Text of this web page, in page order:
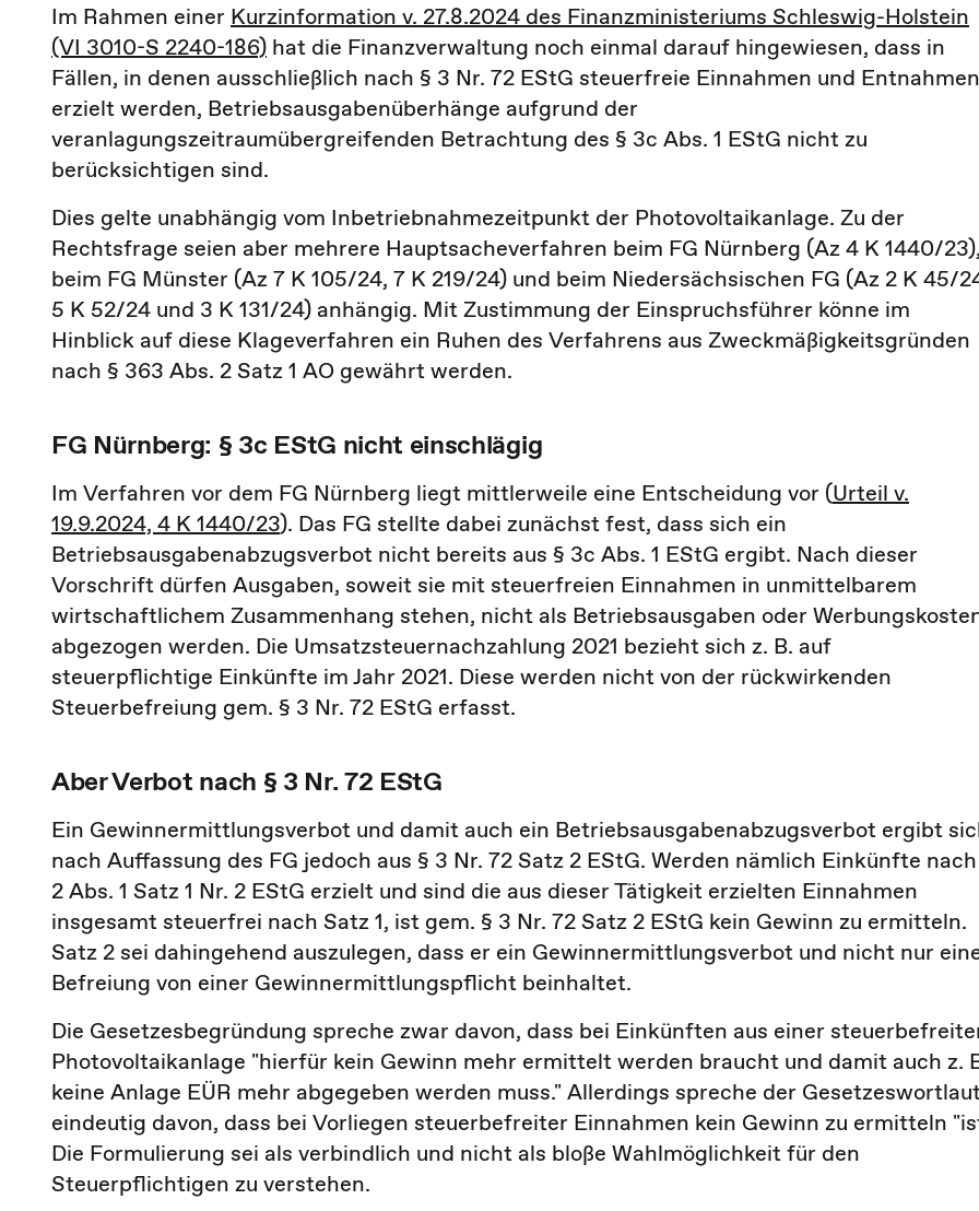
Im Rahmen einer Kurzinformation v. 27.8.2024 des Finanzministeriums Schleswig-Holstein
(VI 3010-S 2240-186) hat die Finanzverwaltung noch einmal darauf hingewiesen, dass in
Fällen, in denen ausschließlich nach § 3 Nr. 72 EStG steuerfreie Einnahmen und Entnahmen
erzielt werden, Betriebsausgabenüberhänge aufgrund der
veranlagungszeitraumübergreifenden Betrachtung des § 3c Abs. 1 EStG nicht zu
berücksichtigen sind.
Dies gelte unabhängig vom Inbetriebnahmezeitpunkt der Photovoltaikanlage. Zu der
Rechtsfrage seien aber mehrere Hauptsacheverfahren beim FG Nürnberg (Az 4 K 1440/23),
beim FG Münster (Az 7 K 105/24, 7 K 219/24) und beim Niedersächsischen FG (Az 2 K 45/
5 K 52/24 und 3 K 131/24) anhängig. Mit Zustimmung der Einspruchsführer könne im
Hinblick auf diese Klageverfahren ein Ruhen des Verfahrens aus Zweckmäßigkeitsgründen
nach § 363 Abs. 2 Satz 1 AO gewährt werden.
FG Nürnberg: § 3c EStG nicht einschlägig
Im Verfahren vor dem FG Nürnberg liegt mittlerweile eine Entscheidung vor (Urteil v.
19.9.2024, 4 K 1440/23). Das FG stellte dabei zunächst fest, dass sich ein
Betriebsausgabenabzugsverbot nicht bereits aus § 3c Abs. 1 EStG ergibt. Nach dieser
Vorschrift dürfen Ausgaben, soweit sie mit steuerfreien Einnahmen in unmittelbarem
wirtschaftlichem Zusammenhang stehen, nicht als Betriebsausgaben oder
abgezogen werden. Die Umsatzsteuernachzahlung 2021 bezieht sich z. B. auf
steuerpflichtige Einkünfte im Jahr 2021. Diese werden nicht von der rückwirkenden
Steuerbefreiung gem. § 3 Nr. 72 EStG erfasst.
Aber Verbot nach § 3 Nr. 72 EStG
Ein Gewinnermittlungsverbot und damit auch ein Betriebsausgabenabzugsverbot ergibt
nach Auffassung des FG jedoch aus § 3 Nr. 72 Satz 2 EStG. Werden nämlich Einkünfte
2 Abs. 1 Satz 1 Nr. 2 EStG erzielt und sind die aus dieser Tätigkeit erzielten Einnahmen
insgesamt steuerfrei nach Satz 1, ist gem. § 3 Nr. 72 Satz 2 EStG kein Gewinn zu ermitteln.
Satz 2 sei dahingehend auszulegen, dass er ein Gewinnermittlungsverbot und nicht nur
Befreiung von einer Gewinnermittlungspflicht beinhaltet.
Die Gesetzesbegründung spreche zwar davon, dass bei Einkünften aus einer
Photovoltaikanlage "hierfür kein Gewinn mehr ermittelt werden braucht und damit auch z.
keine Anlage EÜR mehr abgegeben werden muss." Allerdings spreche der
eindeutig davon, dass bei Vorliegen steuerbefreiter Einnahmen kein Gewinn zu ermitteln
Die Formulierung sei als verbindlich und nicht als bloße Wahlmöglichkeit für den
Steuerpflichtigen zu verstehen.